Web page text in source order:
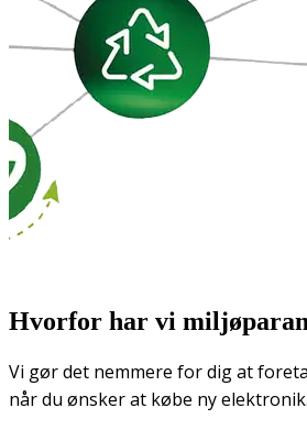
Hvorfor har vi
Vi gør det nemmere for dig at
når du ønsker at købe ny elektronik.